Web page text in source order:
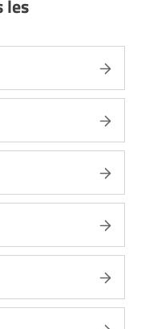
les